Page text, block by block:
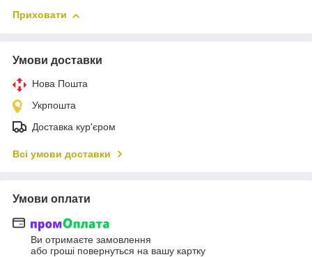
Приховати
Умови доставки
Нова Пошта
Укрпошта
Доставка кур'єром
Всі умови доставки
Умови оплати
Ви отримаєте замовлення
або гроші повернуться на вашу картку